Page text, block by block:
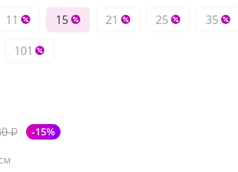
11 15 21 25
35
101
₽ -15%
см